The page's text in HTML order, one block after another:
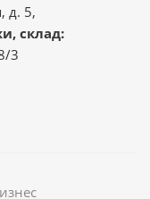
д. 5,
склад:
3